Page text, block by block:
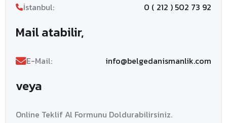
İstanbul: 0 ( 212 ) 502 73 92
Mail atabilir,
E-Mail: info@belgedanismanlik.com
veya
Online Teklif Al Formunu Doldurabilirsiniz.